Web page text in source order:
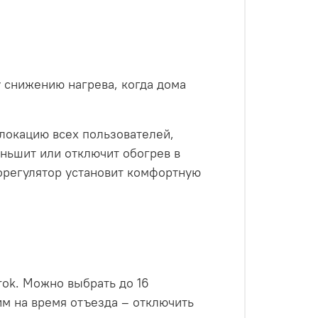
нагрева, когда дома
всех пользователей,
или отключит обогрев в
установит комфортную
Можно выбрать до 16
на время отъезда – отключить